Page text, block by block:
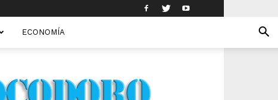
ECONOMÍA